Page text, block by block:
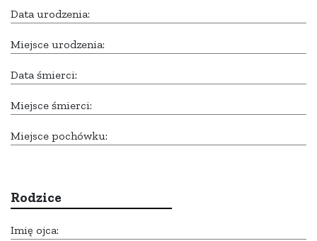
Data urodzenia:
Miejsce urodzenia:
Data śmierci:
Miejsce śmierci:
Miejsce pochówku:
Rodzice
Imię ojca: